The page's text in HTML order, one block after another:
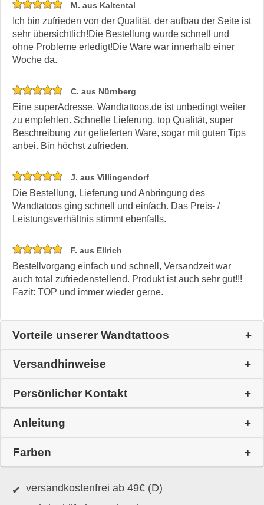
M. aus Kaltental
Ich bin zufrieden von der Qualität, der aufbau der Seite ist
sehr übersichtlich!Die Bestellung wurde schnell und
ohne Probleme erledigt!Die Ware war innerhalb einer
Woche da.
C. aus Nürnberg
Eine superAdresse. Wandtattoos.de ist unbedingt weiter
zu empfehlen. Schnelle Lieferung, top Qualität, super
Beschreibung zur gelieferten Ware, sogar mit guten Tips
anbei. Bin höchst zufrieden.
J. aus Villingendorf
Die Bestellung, Lieferung und Anbringung des
Wandtatoos ging schnell und einfach. Das Preis- /
Leistungsverhältnis stimmt ebenfalls.
F. aus Ellrich
Bestellvorgang einfach und schnell, Versandzeit war
auch total zufriedenstellend. Produkt ist auch sehr gut!!!
Fazit: TOP und immer wieder gerne.
Vorteile unserer Wandtattoos
Versandhinweise
Persönlicher Kontakt
Anleitung
Farben
versandkostenfrei ab 49€ (D)